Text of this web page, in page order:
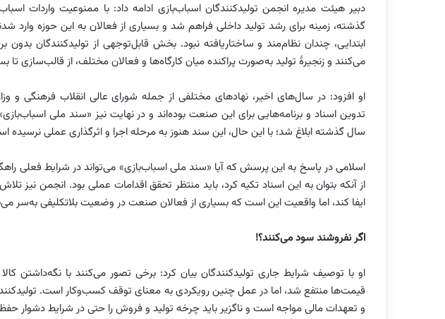
دبیر هیئت مدیره انجمن تولیدکنندگان اسباب‌بازی ادامه داد: با ممنوعیت واردات
گذشته، زمینه برای رشد تولید داخلی فراهم شد و بسیاری از فعالان به این حوزه وارد
ابتدایی، چندان نظام‌مند و ساختاریافته نبود. بخش قابل‌توجهی از تولیدکنندگان بدون
می‌کنند و زنجیرۀ تولید به‌صورت پراکنده میان کارگاه‌ها و فعالان مختلف، از قالب‌سازی
او افزود: در سال‌های اخیر، نهادهای مختلفی از جمله شورای عالی انقلاب فرهنگی و
تدوین اسناد و برنامه‌هایی برای این صنعت بوده‌اند و در نهایت نیز «سند ملی
سال گذشته ابلاغ شد؛ با این حال، این سند هنوز به مرحله اجرا و اثرگذاری عملی نرسیده
اسلامی در پاسخ به این پرسش که آیا «سند ملی اسباب‌بازی» می‌تواند در شرایط فعلی
از آنکه بتوان به این اسناد تکیه کرد، باید منتظر تحقق اقدامات عملی بود. انجمن نیز
ایفا کند، اما واقعیت این است که بسیاری از فعالان صنعت در وضعیت بلاتکلیفی به‌سر
اگر نفروشند سود می‌کنند؟!
او با توصیف شرایط جاری تولیدکنندگان بیان کرد: برخی تصور می‌کنند با نگه‌داشتن
قیمت‌ها منتفع شد، اما در عمل چنین رویکردی به معنای توقف کسب‌وکار است.
و تعهدات مالی مواجه است و ناگزیر باید چرخه تولید و فروش را حتی در شرایط دشوار